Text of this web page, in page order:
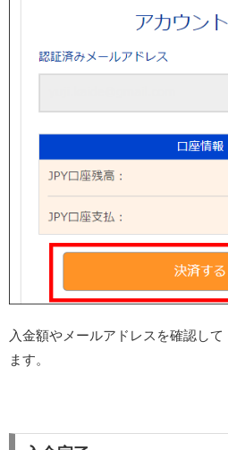
入金額やメールアドレスを確認し
ます。